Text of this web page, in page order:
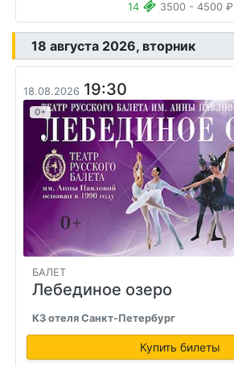
14 3500 - 4500 ₽
18 августа 2026, вторник
18.08.2026 19:30
0+
БАЛЕТ
Лебединое озеро
КЗ отеля Санкт-Петербург
Купить билеты